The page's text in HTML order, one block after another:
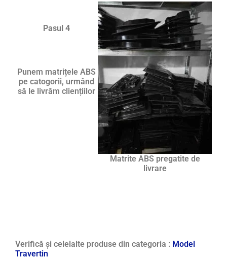
Matrite ABS pregatite de
livrare
Pasul 4
Punem matrițele ABS
pe catogorii, urmând
să le livrăm cliențiilor
Verifică și celelalte produse din categoria : Model
Travertin